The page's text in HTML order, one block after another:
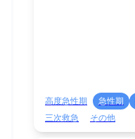
高度急性期 急性期
三次救急
その他